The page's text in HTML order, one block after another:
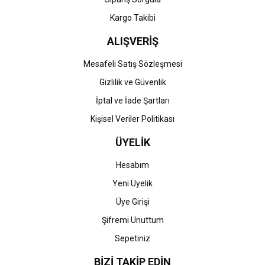
Kargo Takibi
ALIŞVERİŞ
Mesafeli Satış Sözleşmesi
Gizlilik ve Güvenlik
İptal ve İade Şartları
Kişisel Veriler Politikası
ÜYELİK
Hesabım
Yeni Üyelik
Üye Girişi
Şifremi Unuttum
Sepetiniz
BİZİ TAKİP EDİN